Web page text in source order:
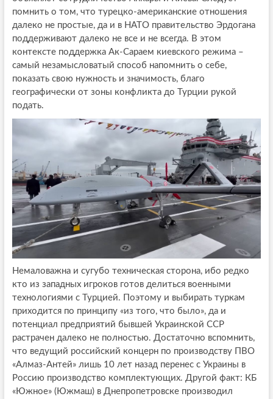
помнить о том, что турецко-американские отношения
далеко не простые, да и в НАТО правительство Эрдогана
поддерживают далеко не все и не всегда. В этом
контексте поддержка Ак-Сараем киевского режима –
самый незамысловатый способ напомнить о себе,
показать свою нужность и значимость, благо
географически от зоны конфликта до Турции рукой
подать.
Немаловажна и сугубо техническая сторона, ибо редко
кто из западных игроков готов делиться военными
технологиями с Турцией. Поэтому и выбирать туркам
приходится по принципу «из того, что было», да и
потенциал предприятий бывшей Украинской ССР
растрачен далеко не полностью. Достаточно вспомнить,
что ведущий российский концерн по производству ПВО
«Алмаз-Антей» лишь 10 лет назад перенес с Украины в
Россию производство комплектующих. Другой факт: КБ
«Южное» (Южмаш) в Днепропетровске производил